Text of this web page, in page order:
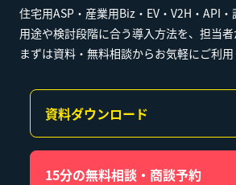
住宅用ASP・産業用Biz・EV・V2H・API・
用途や検討段階に合う導入方法を、担当者
まずは資料・無料相談からお気軽にご利用
資料ダウンロード
15分の無料相談・商談予約